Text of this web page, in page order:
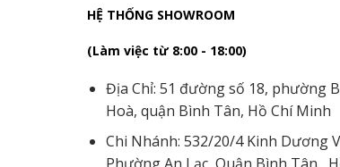
HỆ THỐNG SHOWROOM
(Làm việc từ 8:00 - 18:00)
Địa Chỉ: 51 đường số 18, phường
Hoà, quận Bình Tân, Hồ Chí Minh
Chi Nhánh: 532/20/4 Kinh Dương